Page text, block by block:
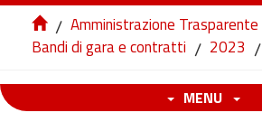
/ Amministrazione Trasparente
Bandi di gara e contratti / 2023 /
MENU